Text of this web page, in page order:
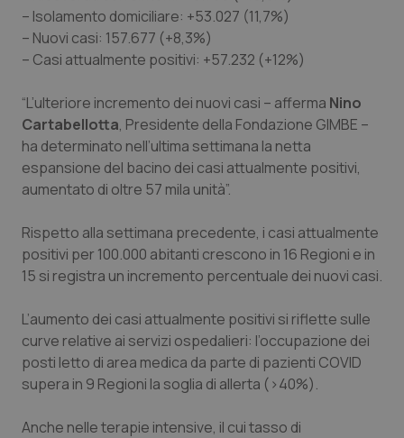
Sardegna
Sicilia
Toscana
Umbria
Valle D’Aosta
Veneto
Malattia di Crohn & Rettocolite Ulcerosa
Neuroscienze & patologie neurodegenerative
Obesità
Oftalmologia
Oncodermatologia
Oncoematologia
Oncologia & Nutrizione
Psoriasi & pelle
Quotidiano Cardiologia
– Isolamento domiciliare: +53.027 (11,7%)
– Nuovi casi: 157.677 (+8,3%)
– Casi attualmente positivi: +57.232 (+12%)
“L’ulteriore incremento dei nuovi casi – afferma Nino
Cartabellotta, Presidente della Fondazione GIMBE –
ha determinato nell’ultima settimana la netta
espansione del bacino dei casi attualmente positivi,
aumentato di oltre 57 mila unità”.
Rispetto alla settimana precedente, i casi attualmente
positivi per 100.000 abitanti crescono in 16 Regioni e in
15 si registra un incremento percentuale dei nuovi casi.
L’aumento dei casi attualmente positivi si riflette sulle
curve relative ai servizi ospedalieri: l’occupazione dei
posti letto di area medica da parte di pazienti COVID
supera in 9 Regioni la soglia di allerta (>40%).
Anche nelle terapie intensive, il cui tasso di